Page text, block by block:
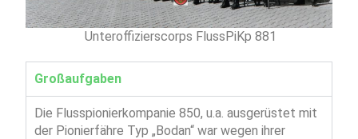
Unteroffizierscorps FlussPiKp 881
Großaufgaben
Die Flusspionierkompanie 850, u.a. ausgerüstet mit
der Pionierfähre Typ „Bodan“ war wegen ihrer